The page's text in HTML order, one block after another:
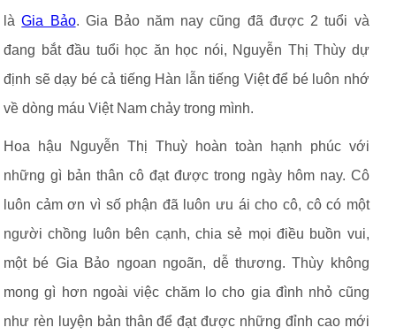
làGia Bảo. Gia Bảo năm nay cũng đã được 2 tuổi và
đang bắt đầu tuổi học ăn học nói, Nguyễn Thị Thùy dự
định sẽ dạy bé cả tiếng Hàn lẫn tiếng Việt để bé luôn nhớ
về dòng máu Việt Nam chảy trong mình.
Hoa hậu Nguyễn Thị Thuỳ hoàn toàn hạnh phúc với
những gì bản thân cô đạt được trong ngày hôm nay. Cô
luôn cảm ơn vì số phận đã luôn ưu ái cho cô, cô có một
người chồng luôn bên cạnh, chia sẻ mọi điều buồn vui,
một bé Gia Bảo ngoan ngoãn, dễ thương. Thùy không
mong gì hơn ngoài việc chăm lo cho gia đình nhỏ cũng
như rèn luyện bản thân để đạt được những đỉnh cao mới